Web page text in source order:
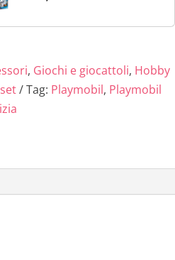
, Giochi e giocattoli, Hobby
Tag: Playmobil, Playmobil